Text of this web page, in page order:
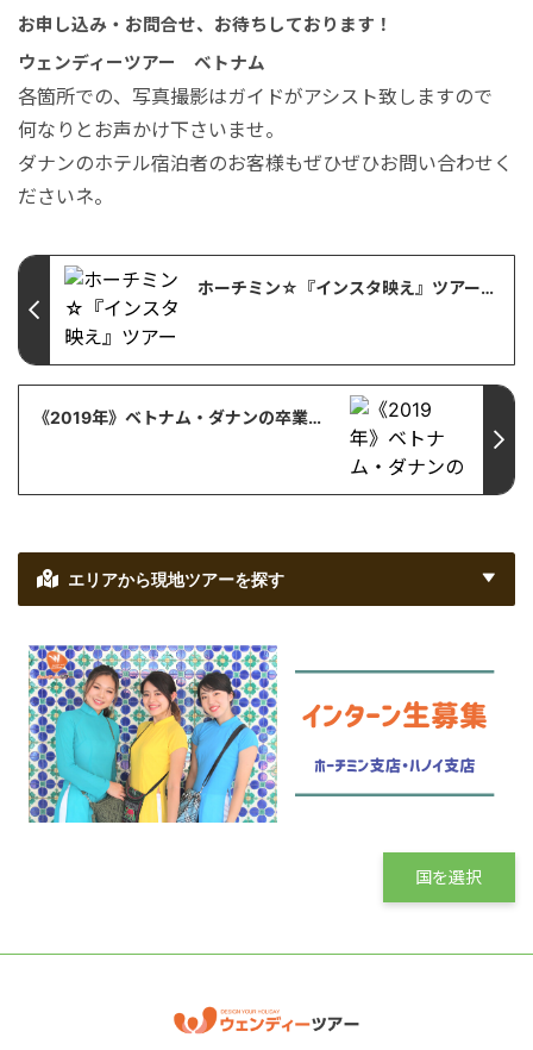
お申し込み・お問合せ、お待ちしております！
ウェンディーツアー ベトナム
各箇所での、写真撮影はガイドがアシスト致しますので
何なりとお声かけ下さいませ。
ダナンのホテル宿泊者のお客様もぜひぜひお問い合わせく
ださいネ。
ホーチミン☆『インスタ映え』ツアー【ベトナム・ホーチミン・観光情報】
《2019年》ベトナム・ダナンの卒業旅行でオススメのオプショナルツアー特集【ベトナム・ダナン・観光情報】
エリアから現地ツアーを探す
国を選択